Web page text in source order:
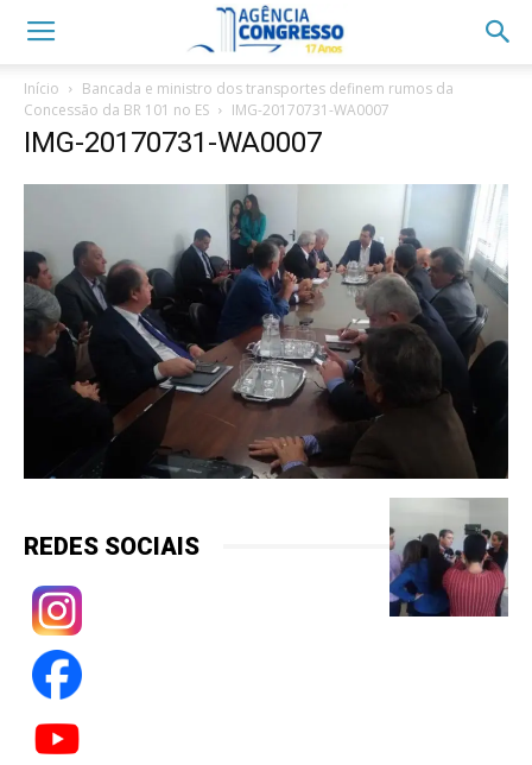
Início
Bancada e ministro dos transportes definem rumos da
Concessão da BR 101 no ES
IMG-20170731-WA0007
IMG-20170731-WA0007
REDES SOCIAIS